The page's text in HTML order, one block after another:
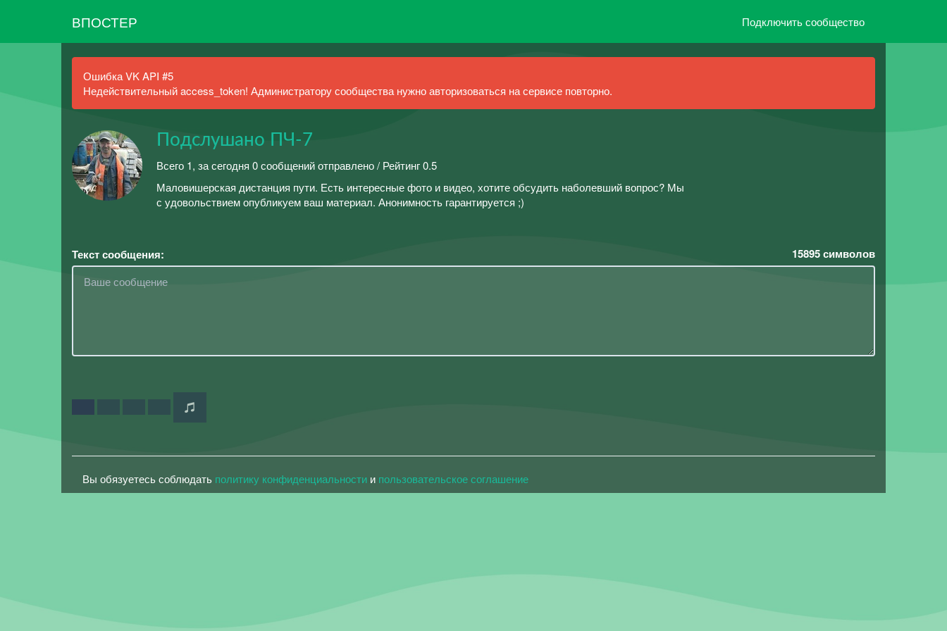
ВПОСТЕР Подключить сообщество
Ошибка VK API #5
Недействительный access_token! Администратору сообщества нужно авторизоваться на сервисе повторно.
Подслушано ПЧ-7
Всего 1, за сегодня 0 сообщений отправлено / Рейтинг 0.5
Маловишерская дистанция пути. Есть интересные фото и видео, хотите обсудить наболевший вопрос? Мы
с удовольствием опубликуем ваш материал. Анонимность гарантируется ;)
Текст сообщения: 15895символов
Вы обязуетесь соблюдать политику конфиденциальности и пользовательское соглашение